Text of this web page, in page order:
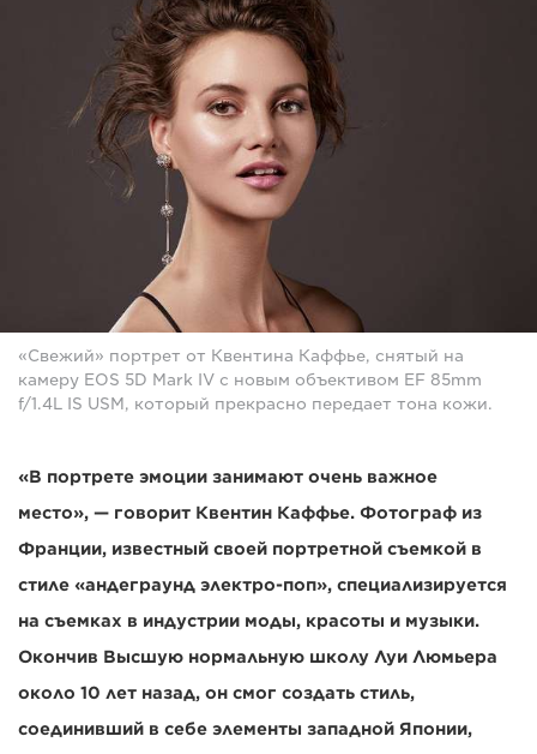
«Свежий» портрет от Квентина Каффье, снятый на
камеру EOS 5D Mark IV с новым объективом EF 85mm
f/1.4L IS USM, который прекрасно передает тона кожи.
«В портрете эмоции занимают очень важное
место», — говорит Квентин Каффье. Фотограф из
Франции, известный своей портретной съемкой в
стиле «андеграунд электро-поп», специализируется
на съемках в индустрии моды, красоты и музыки.
Окончив Высшую нормальную школу Луи Люмьера
около 10 лет назад, он смог создать стиль,
соединивший в себе элементы западной Японии,